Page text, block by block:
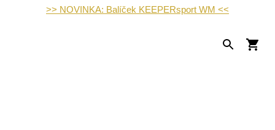
>> NOVINKA: Balíček KEEPERsport WM <<